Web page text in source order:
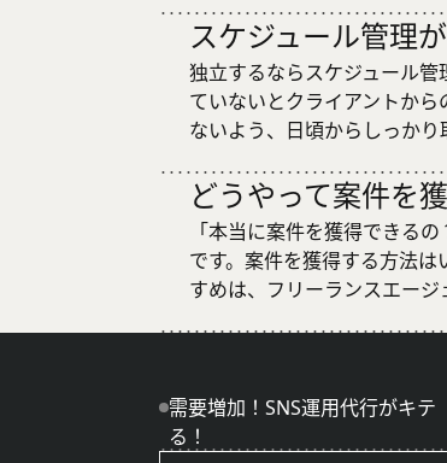
スケジュール管理
独立するならスケジュール
ていないとクライアントか
ないよう、日頃からしっかり
どうやって案件を
「本当に案件を獲得できる
です。案件を獲得する方法
すめは、フリーランスエージ
需要増加！SNS運用代行がキテ
る！